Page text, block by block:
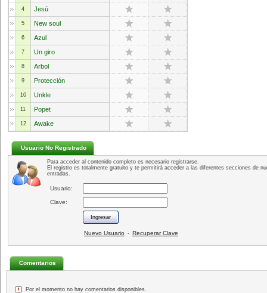
4 Jesú
5 New soul
6 Azul
7 Un giro
8 Arbol
9 Protección
10 Unkle
11 Popet
12 Awake
Usuario No Registrado
Para acceder al contenido completo es necesario registrarse.
El registro es totalmente gratuito y te permitirá acceder a las diferentes secciones de
entradas.
Usuario:
Clave:
Nuevo Usuario - Recuperar Clave
Comentarios
Por el momento no hay comentarios disponibles.